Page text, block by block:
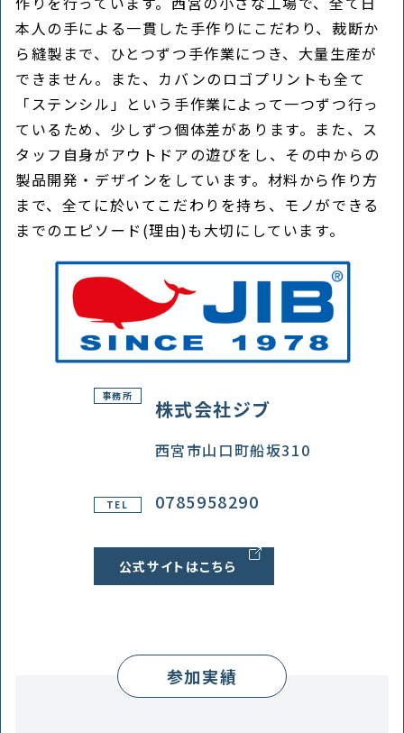
本人の手による一貫した手作りにこだわり、裁断か
ら縫製まで、ひとつずつ手作業につき、大量生産が
できません。また、カバンのロゴプリントも全て
「ステンシル」という手作業によって一つずつ行っ
ているため、少しずつ個体差があります。また、ス
タッフ自身がアウトドアの遊びをし、その中からの
製品開発・デザインをしています。材料から作り方
まで、全てに於いてこだわりを持ち、モノができる
までのエピソード(理由)も大切にしています。
事務所
株式会社ジブ
西宮市山口町船坂310
TEL 0785958290
公式サイトはこちら
参加実績